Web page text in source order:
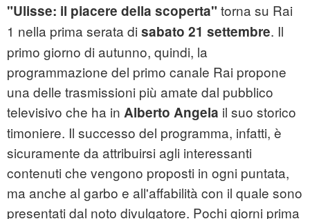
"Ulisse: il piacere della scoperta" torna su Rai
1 nella prima serata di sabato 21 settembre. Il
primo giorno di autunno, quindi, la
programmazione del primo canale Rai propone
una delle trasmissioni più amate dal pubblico
televisivo che ha in Alberto Angela il suo storico
timoniere. Il successo del programma, infatti, è
sicuramente da attribuirsi agli interessanti
contenuti che vengono proposti in ogni puntata,
ma anche al garbo e all'affabilità con il quale sono
presentati dal noto divulgatore. Pochi giorni prima